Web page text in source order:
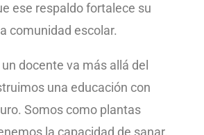
ese respaldo fortalece su
comunidad escolar.
docente va más allá del
una educación con
Somos como plantas